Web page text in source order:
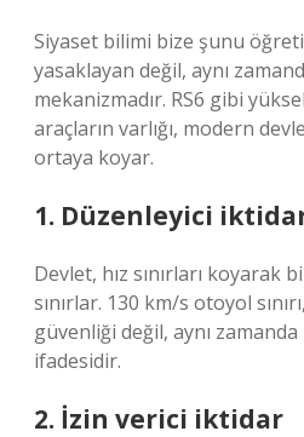
Siyaset bilimi bize şunu
yasaklayan değil, aynı
mekanizmadır. RS6 gibi
araçların varlığı, modern
ortaya koyar.
1. Düzenleyici
Devlet, hız sınırları koyarak
sınırlar. 130 km/s otoyol
güvenliği değil, aynı
ifadesidir.
2. İzin verici iktidar